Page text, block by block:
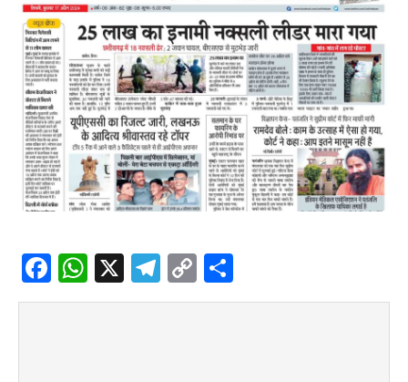
Facebook
WhatsApp
X Telegram
Copy
Link